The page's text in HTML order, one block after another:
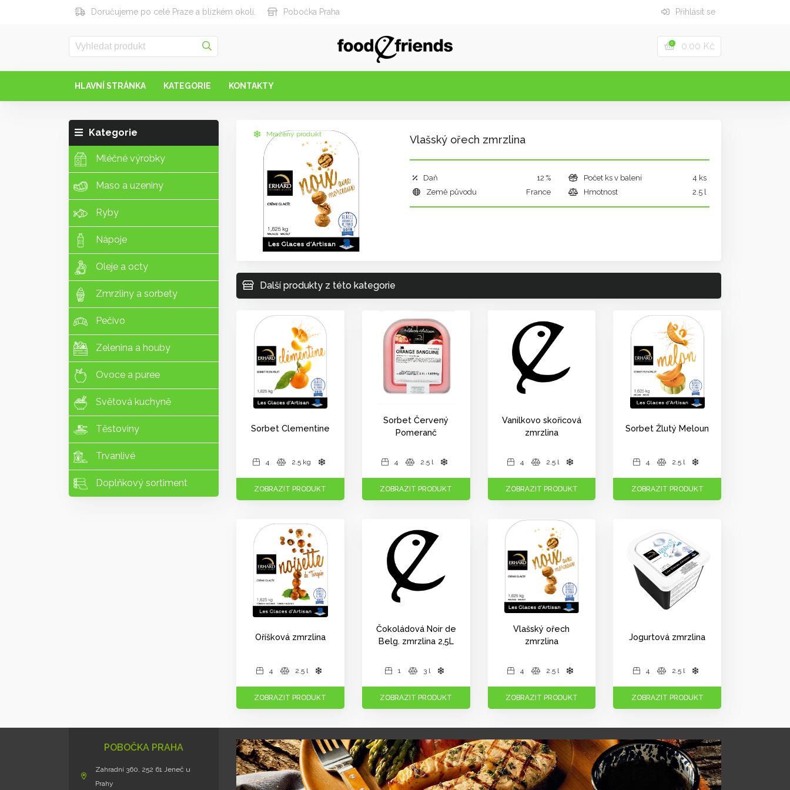
Doručujeme po celé Praze a blízkém okolí. Pobočka Praha Přihlásit se
0 0,00 Kč
HLAVNÍ STRÁNKA KATEGORIE KONTAKTY
Kategorie
Mléčné výrobky
Maso a uzeniny
Ryby
Nápoje
Oleje a octy
Zmrzliny a sorbety
Pečivo
Zelenina a houby
Ovoce a puree
Světová kuchyně
Těstoviny
Trvanlivé
Doplňkový sortiment
Mražený produkt Vlašský ořech zmrzlina
Daň
12 %
Země původu
France
Počet ks v balení
4 ks
Hmotnost
2.5 l
Další produkty z této kategorie
Sorbet Clementine
4 2.5 kg
ZOBRAZIT PRODUKT
Sorbet Červený
Pomeranč
4 2.5 l
ZOBRAZIT PRODUKT
Vanilkovo skořicová
zmrzlina
4 2.5 l
ZOBRAZIT PRODUKT
Sorbet Žlutý Meloun
4 2.5 l
ZOBRAZIT PRODUKT
Oříšková zmrzlina
4 2.5 l
ZOBRAZIT PRODUKT
Čokoládová Noir de
Belg. zmrzlina 2,5L
1 3 l
ZOBRAZIT PRODUKT
Vlašský ořech
zmrzlina
4 2.5 l
ZOBRAZIT PRODUKT
Jogurtová zmrzlina
4 2.5 l
ZOBRAZIT PRODUKT
POBOČKA PRAHA
Zahradní 360, 252 61 Jeneč u
Prahy